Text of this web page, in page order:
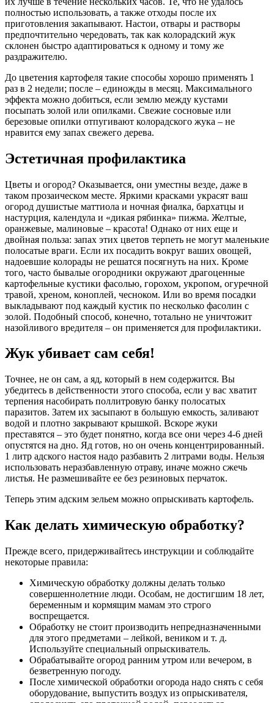
полностью использовать, а также отходы после их
приготовления закапывают. Настои, отвары и растворы
предпочтительно чередовать, так как колорадский жук
склонен быстро адаптироваться к одному и тому же
раздражителю.
До цветения картофеля такие способы хорошо применять 1
раз в 2 недели; после – единожды в месяц. Максимального
эффекта можно добиться, если землю между кустами
посыпать золой или опилками. Свежие сосновые или
березовые опилки отпугивают колорадского жука – не
нравится ему запах свежего дерева.
Эстетичная профилактика
Цветы и огород? Оказывается, они уместны везде, даже в
таком прозаическом месте. Яркими красками украсят ваш
огород душистые маттиола и ночная фиалка, бархатцы и
настурция, календула и «дикая рябинка» пижма. Желтые,
оранжевые, малиновые – красота! Однако от них еще и
двойная польза: запах этих цветов терпеть не могут маленькие
полосатые враги. Если их посадить вокруг ваших овощей,
надоевшие колорады не решатся посягнуть на них. Кроме
того, часто бывалые огородники окружают драгоценные
картофельные кустики фасолью, горохом, укропом, огуречной
травой, хреном, коноплей, чесноком. Или во время посадки
выкладывают под каждый кустик по несколько фасолин с
золой. Подобный способ, конечно, тотально не уничтожит
назойливого вредителя – он применяется для профилактики.
Жук убивает сам себя!
Точнее, не он сам, а яд, который в нем содержится. Вы
убедитесь в действенности этого способа, если у вас хватит
терпения насобирать поллитровую банку полосатых
паразитов. Затем их засыпают в большую емкость, заливают
водой и плотно закрывают крышкой. Вскоре жуки
преставятся – это будет понятно, когда все они через 4-6 дней
опустятся на дно. Яд готов, но он очень концентрированный.
1 литр адского настоя надо разбавить 2 литрами воды. Нельзя
использовать неразбавленную отраву, иначе можно сжечь
листья. Не размешивайте ее без резиновых перчаток.
Теперь этим адским зельем можно опрыскивать картофель.
Как делать химическую обработку?
Прежде всего, придерживайтесь инструкции и соблюдайте
некоторые правила:
Химическую обработку должны делать только
совершеннолетние люди. Особам, не достигшим 18 лет,
беременным и кормящим мамам это строго
воспрещается.
Обработку не стоит производить непредназначенными
для этого предметами – лейкой, веником и т. д.
Используйте специальный опрыскиватель.
Обрабатывайте огород ранним утром или вечером, в
безветренную погоду.
После химической обработки огорода надо снять с себя
оборудование, выпустить воздух из опрыскивателя,